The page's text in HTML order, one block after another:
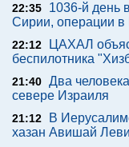
22:35
1036-й день
Сирии, операции
22:12
ЦАХАЛ
беспилотника
21:40 Два
севере Израиля
21:12
В
хазан Авишай Леви